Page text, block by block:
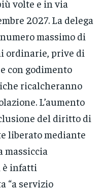
volte e in via
2027. La delega
massimo di
ordinarie, prive di
con godimento
ricalcheranno
L’aumento
del diritto di
liberato mediante
massiccia
è infatti
“a servizio